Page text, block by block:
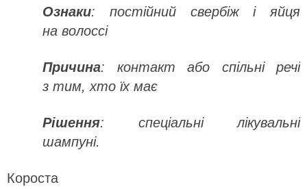
Ознаки: постійний свербіж і яйця
на волоссі
Причина: контакт або спільні речі
з тим, хто їх має
Рішення: спеціальні лікувальні
шампуні.
Короста